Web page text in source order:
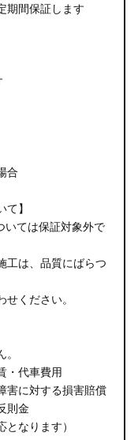
期間保証します
合
】
いては保証対象外で
工は、品質にばらつ
ください。
・代車費用
害に対する損害賠償
則金
なります）